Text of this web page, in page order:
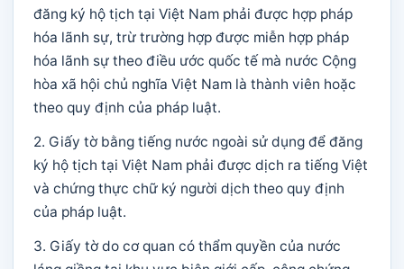
đăng ký hộ tịch tại Việt Nam phải được hợp pháp
hóa lãnh sự, trừ trường hợp được miễn hợp pháp
hóa lãnh sự theo điều ước quốc tế mà nước Cộng
hòa xã hội chủ nghĩa Việt Nam là thành viên hoặc
theo quy định của pháp luật.
2. Giấy tờ bằng tiếng nước ngoài sử dụng để đăng
ký hộ tịch tại Việt Nam phải được dịch ra tiếng Việt
và chứng thực chữ ký người dịch theo quy định
của pháp luật.
3. Giấy tờ do cơ quan có thẩm quyền của nước